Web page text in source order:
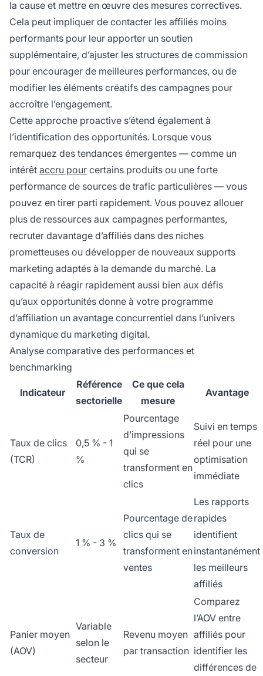
la cause et mettre en œuvre des mesures correctives.
Cela peut impliquer de contacter les affiliés moins
performants pour leur apporter un soutien
supplémentaire, d’ajuster les structures de commission
pour encourager de meilleures performances, ou de
modifier les éléments créatifs des campagnes pour
accroître l’engagement.
Cette approche proactive s’étend également à
l’identification des opportunités. Lorsque vous
remarquez des tendances émergentes — comme un
intérêt accru pour certains produits ou une forte
performance de sources de trafic particulières — vous
pouvez en tirer parti rapidement. Vous pouvez allouer
plus de ressources aux campagnes performantes,
recruter davantage d’affiliés dans des niches
prometteuses ou développer de nouveaux supports
marketing adaptés à la demande du marché. La
capacité à réagir rapidement aussi bien aux défis
qu’aux opportunités donne à votre programme
d’affiliation un avantage concurrentiel dans l’univers
dynamique du marketing digital.
Analyse comparative des performances et
benchmarking
Indicateur
Référence
sectorielle
Ce que cela
mesure
Avantage
Taux de clics
(TCR)
0,5 % - 1
%
Pourcentage
d’impressions
qui se
transforment en
clics
Suivi en temps
réel pour une
optimisation
immédiate
Taux de
conversion
1 % - 3 %
Pourcentage de
clics qui se
transforment en
ventes
Les rapports
rapides
identifient
instantanément
les meilleurs
affiliés
Panier moyen
(AOV)
Variable
selon le
secteur
Revenu moyen
par transaction
Comparez
l’AOV entre
affiliés pour
identifier les
différences de